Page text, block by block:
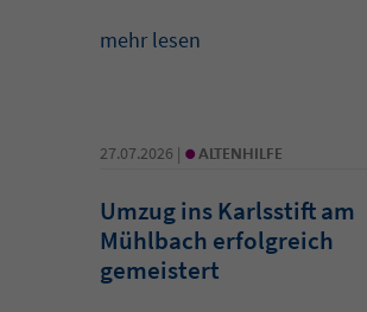
mehr lesen
27.07.2026 | • ALTENHILFE
Umzug ins Karlsstift am
Mühlbach erfolgreich
gemeistert